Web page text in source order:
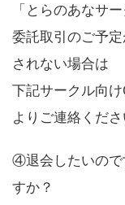
「とらのあなサ
委託取引のご予
されない場合は
下記サークル向
よりご連絡くださ
④退会したいので
すか？